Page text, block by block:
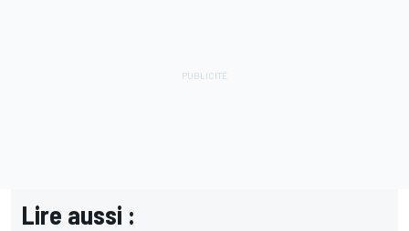
Lire aussi :